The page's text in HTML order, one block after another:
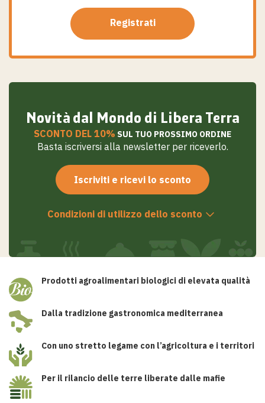
Registrati
Salta
contenuto
Novità dal Mondo di Libera Terra
SCONTO DEL 10% SUL TUO PROSSIMO ORDINE
Basta iscriversi alla newsletter per riceverlo.
Iscriviti e ricevi lo sconto
Condizioni di utilizzo dello sconto
Prodotti agroalimentari biologici di elevata qualità
Dalla tradizione gastronomica mediterranea
Con uno stretto legame con l’agricoltura e i territori
Per il rilancio delle terre liberate dalle mafie